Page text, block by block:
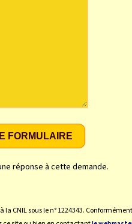
réponse à cette demande.
CNIL sous le n° 1224343.